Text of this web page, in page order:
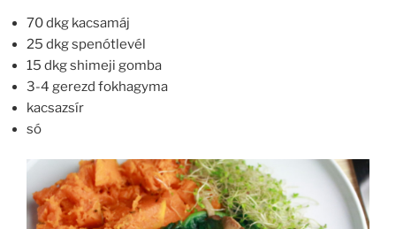
70 dkg kacsamáj
25 dkg spenótlevél
15 dkg shimeji gomba
3-4 gerezd fokhagyma
kacsazsír
só